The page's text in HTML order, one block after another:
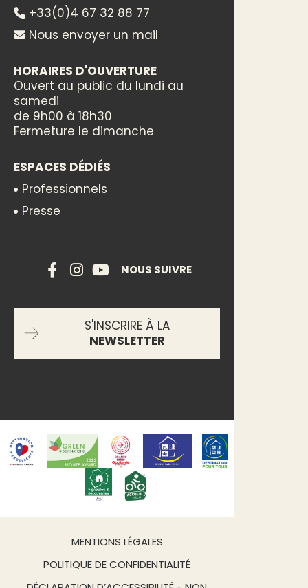
+33(0)4 67 32 88 77
Nous envoyer un mail
HORAIRES D'OUVERTURE
Ouvert au public du lundi au
samedi
de 9h00 à 18h30
Fermeture le dimanche
ESPACES DÉDIÉS
Professionnels
Presse
NOUS SUIVRE
S'INSCRIRE À LA
NEWSLETTER
MENTIONS LÉGALES
POLITIQUE DE CONFIDENTIALITÉ